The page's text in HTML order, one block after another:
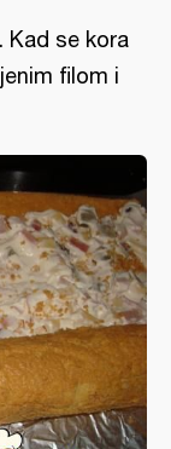
Kad se kora
filom i